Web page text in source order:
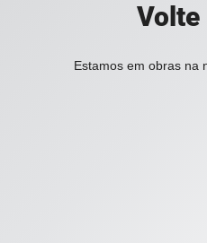
Volte
Estamos em obras na